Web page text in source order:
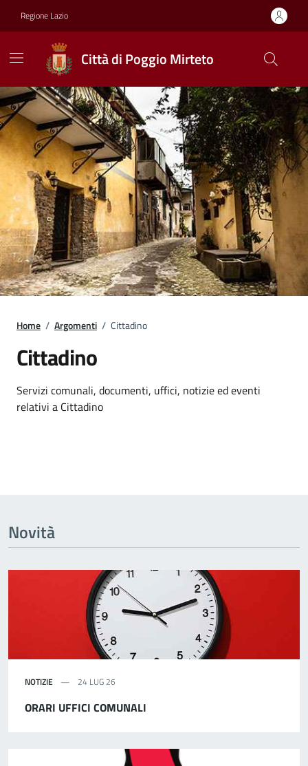
Regione Lazio
Città di Poggio Mirteto
Home / Argomenti / Cittadino
Cittadino
Dettagli dell'argomento
Servizi comunali, documenti, uffici, notizie ed eventi
relativi a Cittadino
Novità
NOTIZIE 24 LUG 26
ORARI UFFICI COMUNALI